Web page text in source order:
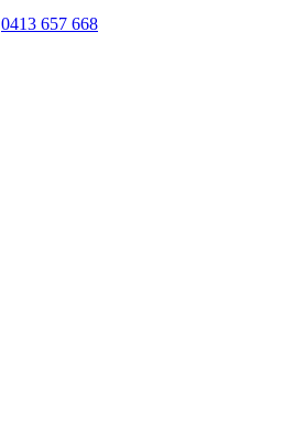
0413 657 668